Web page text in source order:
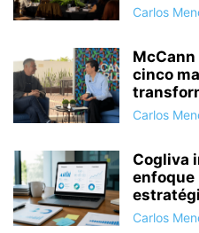
Carlos
cinco
Carlos
Cogliva
enfoque
Carlos